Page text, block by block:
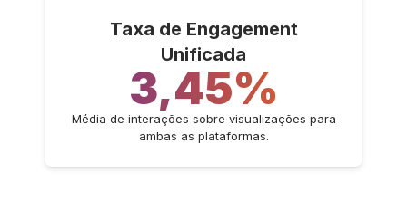
Taxa de Engagement
Unificada
3,45%
Média de interações sobre visualizações para
ambas as plataformas.